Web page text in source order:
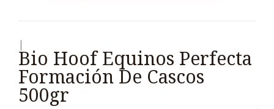
Bio Hoof Equinos Perfecta
Formación De Cascos
500gr